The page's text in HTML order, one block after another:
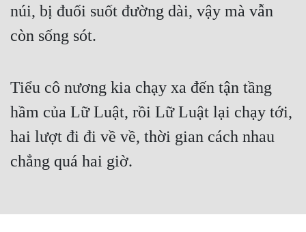
Dị Năng
Gia Đấu
Góc Nhìn Nữ
núi, bị đuổi suốt đường dài, vậy mà vẫn
còn sống sót.
Tiểu cô nương kia chạy xa đến tận tầng
hầm của Lữ Luật, rồi Lữ Luật lại chạy tới,
hai lượt đi đi về về, thời gian cách nhau
chẳng quá hai giờ.